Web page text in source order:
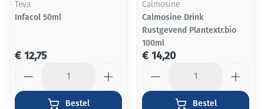
Teva
Infacol 50ml
€ 12,75
Bestel
Calmosine
Calmosine Drink
Rustgevend Plantextr.bio
100ml
€ 14,20
Bestel